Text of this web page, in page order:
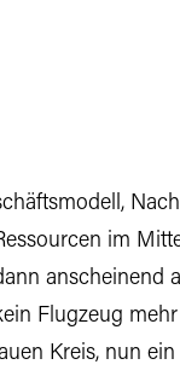
im
anscheinend
Flugzeug
Kreis, nun